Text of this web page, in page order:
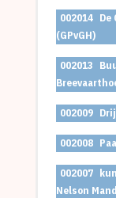
002014 De
(GPvGH)
002013
002009
002008
002007
Nelson